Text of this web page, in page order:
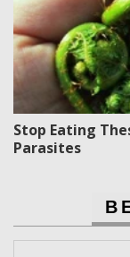
Stop Eating
Parasites